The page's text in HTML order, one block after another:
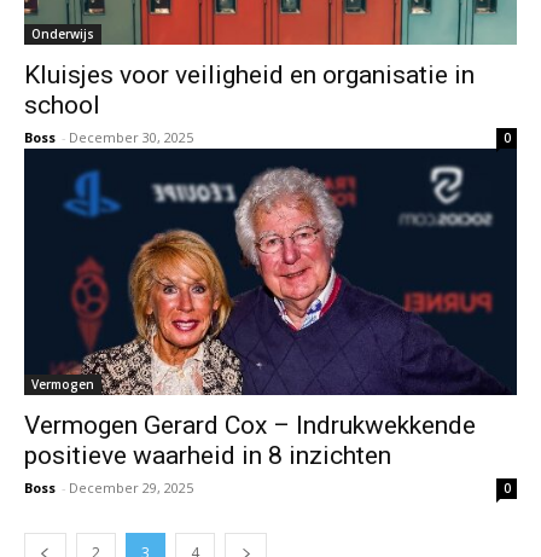
Onderwijs
Kluisjes voor veiligheid en organisatie in
school
Boss - December 30, 2025 0
Vermogen
Vermogen Gerard Cox – Indrukwekkende
positieve waarheid in 8 inzichten
Boss - December 29, 2025 0
2 3 4